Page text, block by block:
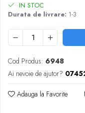
IN STOC
Durata de livrare: 1-3
Cod Produs: 6948
Ai nevoie de ajutor?
Adauga la Favorite